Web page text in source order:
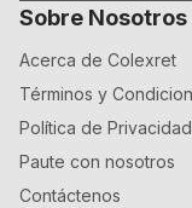
Sobre Nosotros
Acerca de Colexret
Términos y
Política de Privacidad
Paute con nosotros
Contáctenos